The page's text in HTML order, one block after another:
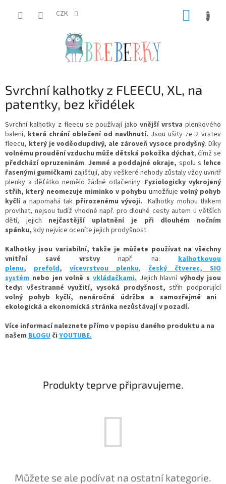
CZK
Svrchní kalhotky z FLEECU, XL, na
patentky, bez křidélek
Svrchní kalhotky z fleecu se používají jakovnější vrstva plenkového
balení, která chrání oblečení od navlhnutí. Jsou ušity ze 2 vrstev
fleecu, který je voděodupdivý, ale zároveň vysoce prodyšný. Díky
volnému proudění vzduchu může dětská pokožka dýchat, čímž se
předchází opruzeninám. Jemné a poddajné okraje, spolu s lehce
řasenými gumičkami zajišťují, aby veškeré nehody zůstaly vždy uvnitř
plenky a děťátko nemělo žádné otlačeniny. Fyziologicky vykrojený
střih, který neomezuje miminko v pohybu umožňuje volný pohyb
kyčlía napomahá tak přirozenému vývoji. Kalhotky mohou tlakem
provlhat, nejsou tudíž vhodné např. pro dlouhé cesty autem u větších
dětí, jejich nejčastější uplatnění je při dlouhém nočním
spánku, kdy nejvíce oceníte jejich prodyšnost.
Kalhotky jsou variabilní, takže je můžete používat na všechny
vnitřní savé vrstvynapř. na: kalhotkovou
plenu, prefold, vícevrstvou plenku, český čtverec, SIO
systém nebo jen volně s vkládačkami. Jejich hlavnívýhody jsou
tedy: všestranné využití, vysoká prodyšnost,střih podporující
volný pohyb kyčlí, nenáročná údržba a samozřejmě ani
ekologická a ekonomická stránka nezůstávají v pozadí.
Více informací naleznete přímo v popisu daného produktu a na
našem BLOGU či YOUTUBE.
Produkty teprve připravujeme.
Můžete se ale podívat na ostatní kategorie.